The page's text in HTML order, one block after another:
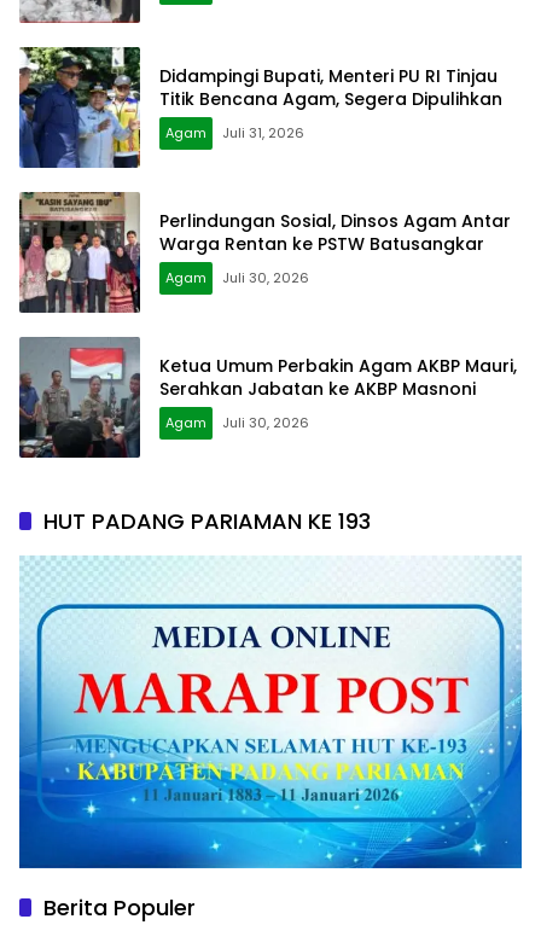
Didampingi Bupati, Menteri PU RI Tinjau
Titik Bencana Agam, Segera Dipulihkan
Agam Juli 31, 2026
Perlindungan Sosial, Dinsos Agam Antar
Warga Rentan ke PSTW Batusangkar
Agam Juli 30, 2026
Ketua Umum Perbakin Agam AKBP Mauri,
Serahkan Jabatan ke AKBP Masnoni
Agam Juli 30, 2026
HUT PADANG PARIAMAN KE 193
Berita Populer